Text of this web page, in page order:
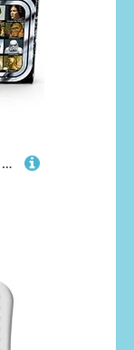
Star Wars Escape from Death Star Brettspiel mit exklusiver Tarkin-Figur ab 8 Jahren